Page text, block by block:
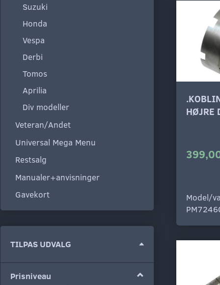
Suzuki
Honda
Vespa
Derbi
Tomos
Aprilia
Div modeller
Veteran/Andet
Universal Mega Menu
Restsalg
Manualer+anvisninger
Gavekort
TILPAS UDVALG
Prisniveau
HØJRE
Model/